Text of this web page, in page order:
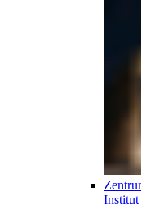
Institut